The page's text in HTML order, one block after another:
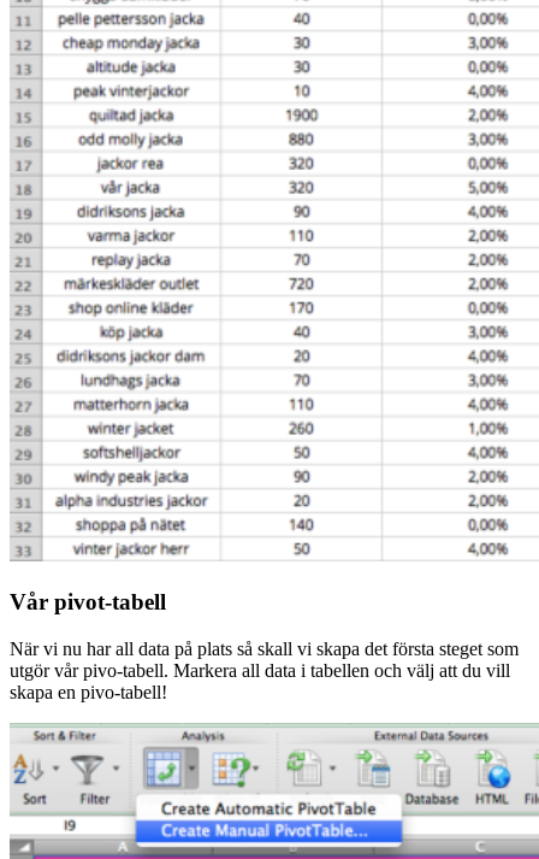
Vår pivot-tabell
När vi nu har all data på plats så skall vi skapa det första steget som
utgör vår pivo-tabell. Markera all data i tabellen och välj att du vill
skapa en pivo-tabell!